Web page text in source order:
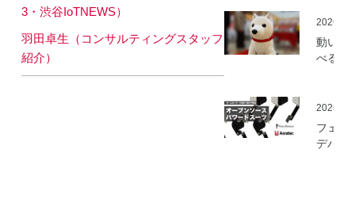
3・渋谷IoTNEWS）
羽田卓生（コンサルティングスタッフ
紹介）
動いて
べる「
ロボッ
（バル
ロボッ
ト）」
フェア
デバイ